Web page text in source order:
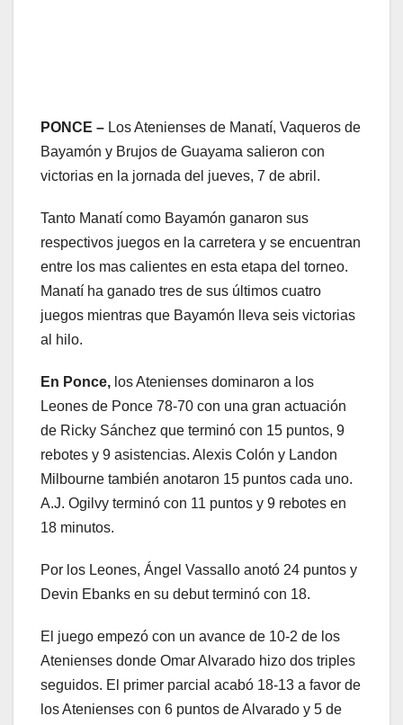
PONCE – Los Atenienses de Manatí, Vaqueros de
Bayamón y Brujos de Guayama salieron con
victorias en la jornada del jueves, 7 de abril.
Tanto Manatí como Bayamón ganaron sus
respectivos juegos en la carretera y se encuentran
entre los mas calientes en esta etapa del torneo.
Manatí ha ganado tres de sus últimos cuatro
juegos mientras que Bayamón lleva seis victorias
al hilo.
En Ponce, los Atenienses dominaron a los
Leones de Ponce 78-70 con una gran actuación
de Ricky Sánchez que terminó con 15 puntos, 9
rebotes y 9 asistencias. Alexis Colón y Landon
Milbourne también anotaron 15 puntos cada uno.
A.J. Ogilvy terminó con 11 puntos y 9 rebotes en
18 minutos.
Por los Leones, Ángel Vassallo anotó 24 puntos y
Devin Ebanks en su debut terminó con 18.
El juego empezó con un avance de 10-2 de los
Atenienses donde Omar Alvarado hizo dos triples
seguidos. El primer parcial acabó 18-13 a favor de
los Atenienses con 6 puntos de Alvarado y 5 de